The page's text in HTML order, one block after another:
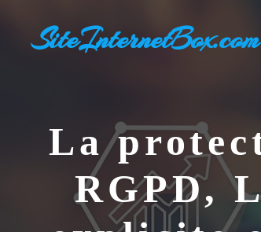
contenuSiteInternetBox.com
La
RGPD,